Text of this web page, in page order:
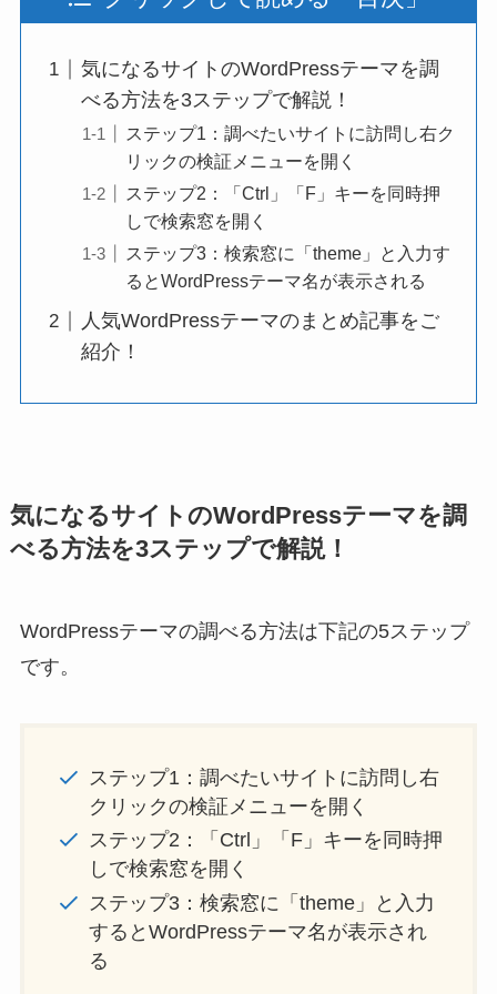
気になるサイトのWordPressテーマを調
べる方法を3ステップで解説！
ステップ1：調べたいサイトに訪問し右ク
リックの検証メニューを開く
ステップ2：「Ctrl」「F」キーを同時押
しで検索窓を開く
ステップ3：検索窓に「theme」と入力す
るとWordPressテーマ名が表示される
人気WordPressテーマのまとめ記事をご
紹介！
気になるサイトのWordPressテーマを調
べる方法を3ステップで解説！
WordPressテーマの調べる方法は下記の5ステップ
です。
ステップ1：調べたいサイトに訪問し右
クリックの検証メニューを開く
ステップ2：「Ctrl」「F」キーを同時押
しで検索窓を開く
ステップ3：検索窓に「theme」と入力
するとWordPressテーマ名が表示され
る